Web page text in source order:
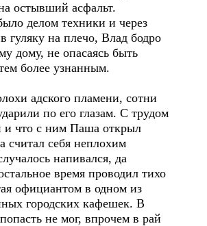
остывший асфальт.
делом техники и через
гуляку на плечо, Влад бодро
дому, не опасаясь быть
более узнанным.
адского пламени, сотни
по его глазам. С трудом
и что с ним Паша открыл
считал себя неплохим
напивался, да
время проводил тихо
официантом в одном из
городских кафешек. В
не мог, впрочем в рай